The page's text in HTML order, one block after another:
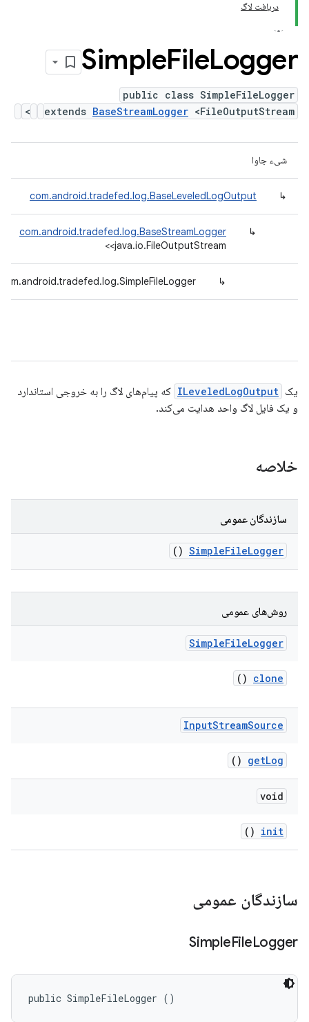
دریافت لاگ
SimpleFileLogger
public class SimpleFileLogger
extends BaseStreamLogger <FileOutputStream>
شیء جاوا
↳
com.android.tradefed.log.BaseLeveledLogOutput
↳
com.android.tradefed.log.BaseStreamLogger
<java.io.FileOutputStream>
↳
com.android.tradefed.log.SimpleFileLogger
یک ILeveledLogOutput که پیام‌های لاگ را به خروجی استاندارد
و یک فایل لاگ واحد هدایت می‌کند.
خلاصه
سازندگان عمومی
SimpleFileLogger
()
روش‌های عمومی
SimpleFileLogger
clone
()
InputStreamSource
getLog
()
void
init
()
سازندگان عمومی
SimpleFileLogger
public SimpleFileLogger ()